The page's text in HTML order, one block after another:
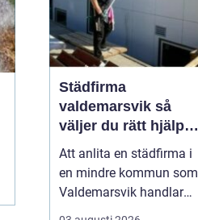
Städfirma
valdemarsvik så
väljer du rätt hjälp
för hem och företag
Att anlita en städfirma i
en mindre kommun som
Valdemarsvik handlar
om mer än bara rena